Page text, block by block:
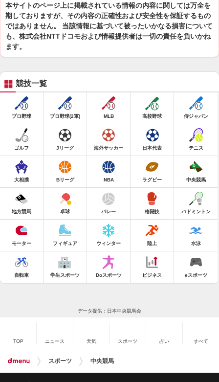
本サイトのページ上に掲載されている情報の内容に関しては万全を
期しておりますが、その内容の正確性および安全性を保証するもの
ではありません。 当該情報に基づいて被ったいかなる損害について
も、株式会社NTTドコモおよび情報提供者は一切の責任を負いかね
ます。
競技一覧
プロ野球 プロ野球(2軍) MLB 高校野球 侍ジャパン
ゴルフ Jリーグ 海外サッカー 日本代表 テニス
大相撲 Bリーグ NBA ラグビー 中央競馬
地方競馬 卓球 バレー 格闘技 バドミントン
モーター フィギュア ウィンター 陸上 水泳
自転車 学生スポーツ Doスポーツ ビジネス eスポーツ
データ提供：日本中央競馬会
TOP ニュース 天気 スポーツ 占い すべて
スポーツ 中央競馬